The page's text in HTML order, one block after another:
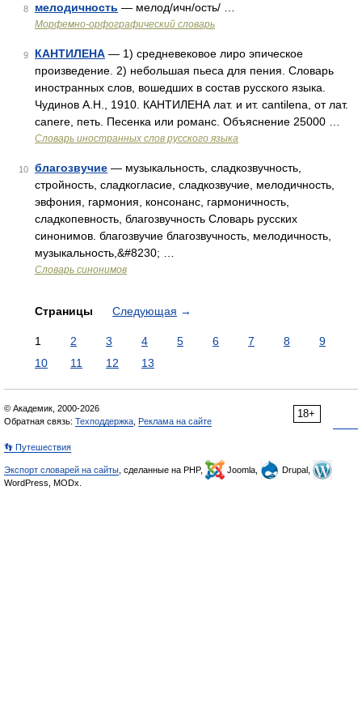
8 мелодичность — мелод/ичн/ость/ …
Морфемно-орфографический словарь
9 КАНТИЛЕНА — 1) средневековое лиро эпическое
произведение. 2) небольшая пьеса для пения. Словарь
иностранных слов, вошедших в состав русского языка.
Чудинов А.Н., 1910. КАНТИЛЕНА лат. и ит. cantilena, от лат.
canere, петь. Песенка или романс. Объяснение 25000 …
Словарь иностранных слов русского языка
10 благозвучие — музыкальность, сладкозвучность,
стройность, сладкогласие, сладкозвучие, мелодичность,
эвфония, гармония, консонанс, гармоничность,
сладкопевность, благозвучность Словарь русских
синонимов. благозвучие благозвучность, мелодичность,
музыкальность,&#8230; …
Словарь синонимов
Страницы Следующая →
1 2 3 4 5 6 7 8
9
10
11 12 13
18+
© Академик, 2000-2026
Обратная связь: Техподдержка Реклама на сайте
👣 Путешествия
Экспорт словарей на сайты , сделанные на PHP, Joomla,
Drupal,
WordPress, MODx.